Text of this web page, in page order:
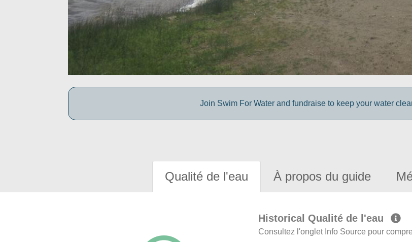
Join Swim For Water and fundraise to keep your water
Qualité de l'eau À propos du guide
Historical Qualité de l'eau
Consultez l'onglet Info Source pour